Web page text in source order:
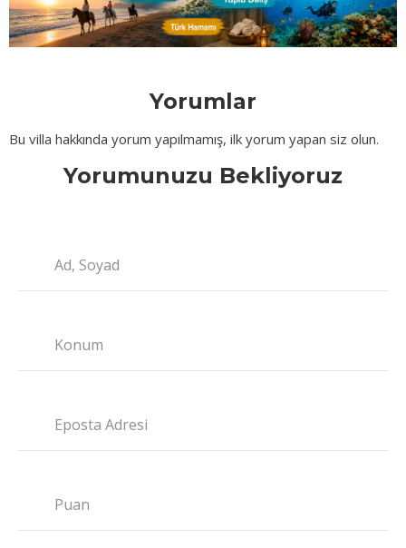
Yorumlar
Bu villa hakkında yorum yapılmamış, ilk yorum yapan siz olun.
Yorumunuzu Bekliyoruz
Ad, Soyad
Konum
Eposta Adresi
Puan